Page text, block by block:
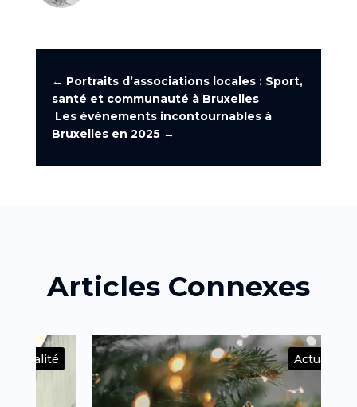
← Portraits d’associations locales : Sport,
santé et communauté à Bruxelles
Les événements incontournables à
Bruxelles en 2025→
Articles Connexes
Actualité